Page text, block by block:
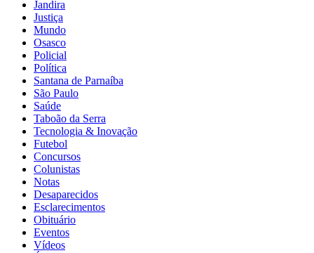
Jandira
Justiça
Mundo
Osasco
Policial
Política
Santana de Parnaíba
São Paulo
Saúde
Taboão da Serra
Tecnologia & Inovação
Futebol
Concursos
Colunistas
Notas
Desaparecidos
Esclarecimentos
Obituário
Eventos
Vídeos